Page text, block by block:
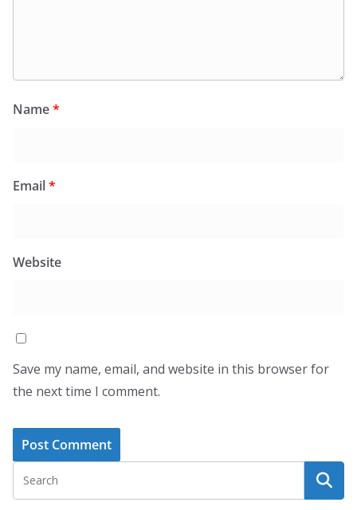
Name*
Email*
Website
Save my name, email, and website in this browser for
the next time I comment.